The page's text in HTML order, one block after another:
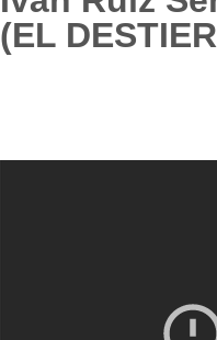
(EL